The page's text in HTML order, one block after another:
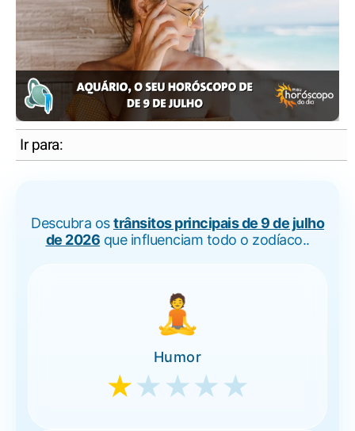
Ir para:
Descubra ostrânsitos principais de 9 de julho
de 2026 que influenciam todo o zodíaco..
🧘
Humor
★★★★★